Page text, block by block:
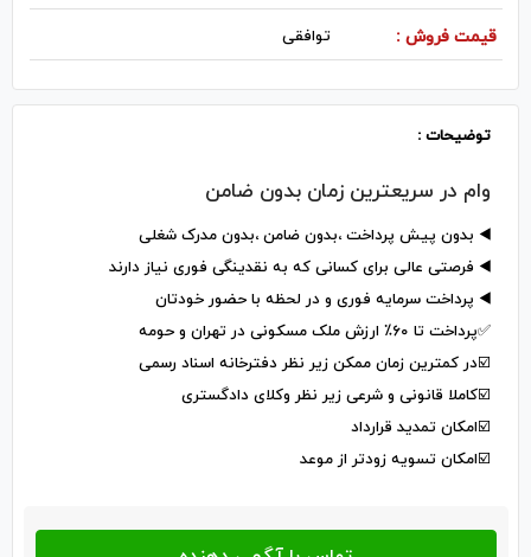
قیمت فروش : توافقی
توضیحات :
وام در سریعترین زمان بدون ضامن
◀️ بدون پیش پرداخت ،بدون ضامن ،بدون مدرک شغلی
◀️ فرصتی عالی برای کسانی که به نقدینگی فوری نیاز دارند
◀️ پرداخت سرمایه فوری و در لحظه با حضور خودتان
✅️پرداخت تا ۶۰٪ ارزش ملک مسکونی در تهران و حومه
☑️در کمترین زمان ممکن زیر نظر دفترخانه اسناد رسمی
☑️کاملا قانونی و شرعی زیر نظر وکلای دادگستری
☑️امکان تمدید قرارداد
☑️امکان تسویه زودتر از موعد